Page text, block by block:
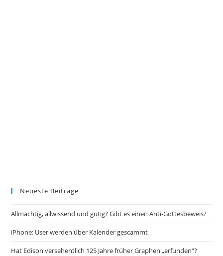
Neueste Beiträge
Allmächtig, allwissend und gütig? Gibt es einen Anti-Gottesbeweis?
iPhone: User werden über Kalender gescammt
Hat Edison versehentlich 125 Jahre früher Graphen „erfunden“?